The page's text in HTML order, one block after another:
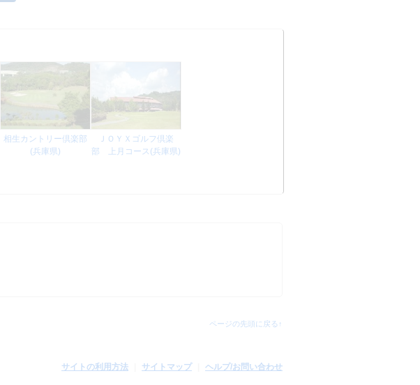
相生カントリー倶楽部
(兵庫県)
ＪＯＹＸゴルフ倶楽
部 上月コース(兵庫県)
ページの先頭に戻る↑
サイトの利用方法 サイトマップ ヘルプ/お問い合わせ